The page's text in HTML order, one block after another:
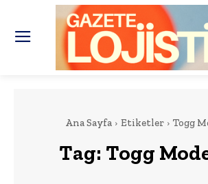
Ana Sayfa Etiketler Togg
Tag: Togg